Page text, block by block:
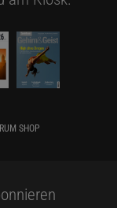
SHOP